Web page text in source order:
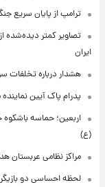
ترامپ از پایان سریع
تصاویر کمتر دیده‌شده
ایران
هشدار درباره تخلفات
پدرام پاک آیین
اربعین؛ حماسه
(ع)
مراکز نظامی عربستان
لحظه احساسی دو